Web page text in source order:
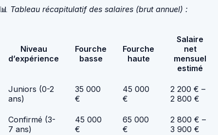
📊 Tableau récapitulatif des salaires (brut annuel) :
Niveau
d’expérience
Fourche
basse
Fourche
haute
Salaire
net
mensuel
estimé
Juniors (0-2
ans)
35 000
€
45 000
€
2 200 € –
2 800 €
Confirmé (3-
7 ans)
45 000
€
65 000
€
2 800 € –
3 900 €